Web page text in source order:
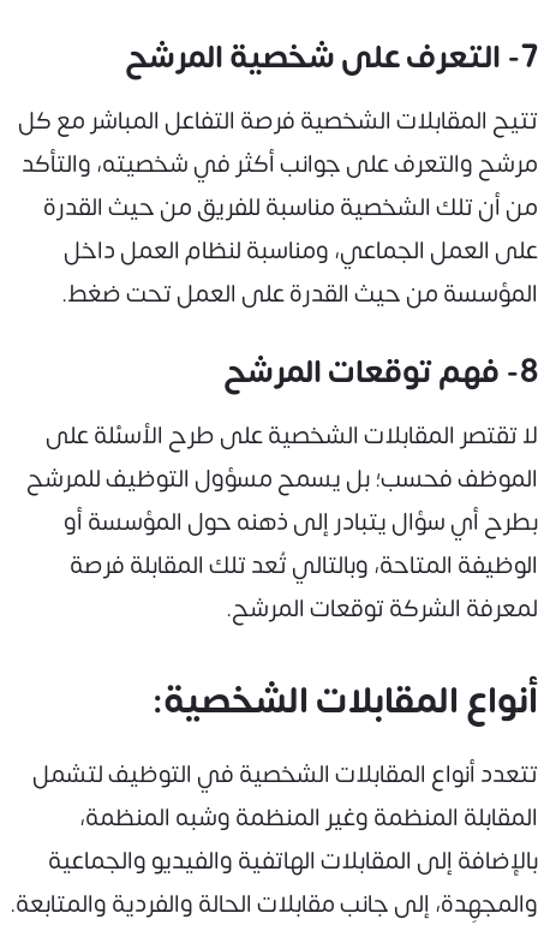
7- التعرف على شخصية المرشح
تتيح المقابلات الشخصية فرصة التفاعل المباشر مع كل
مرشح والتعرف على جوانب أكثر في شخصيته، والتأكد
من أن تلك الشخصية مناسبة للفريق من حيث القدرة
على العمل الجماعي، ومناسبة لنظام العمل داخل
المؤسسة من حيث القدرة على العمل تحت ضغط.
8- فهم توقعات المرشح
لا تقتصر المقابلات الشخصية على طرح الأسئلة على
الموظف فحسب؛ بل يسمح مسؤول التوظيف للمرشح
بطرح أي سؤال يتبادر إلى ذهنه حول المؤسسة أو
الوظيفة المتاحة، وبالتالي تُعد تلك المقابلة فرصة
لمعرفة الشركة توقعات المرشح.
أنواع المقابلات الشخصية:
تتعدد أنواع المقابلات الشخصية في التوظيف لتشمل
المقابلة المنظمة وغير المنظمة وشبه المنظمة،
بالإضافة إلى المقابلات الهاتفية والفيديو والجماعية
والمجهِدة، إلى جانب مقابلات الحالة والفردية والمتابعة.